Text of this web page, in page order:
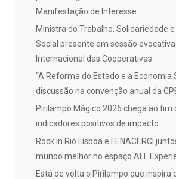
Manifestação de Interesse
Ministra do Trabalho, Solidariedade
Social presente em sessão evocativa
Internacional das Cooperativas
“A Reforma do Estado e a Economia
discussão na convenção anual da
Pirilampo Mágico 2026 chega ao fim
indicadores positivos de impacto
Rock in Rio Lisboa e FENACERCI
mundo melhor no espaço ALL
Está de volta o Pirilampo que inspira